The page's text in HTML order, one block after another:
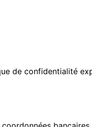
de confidentialité